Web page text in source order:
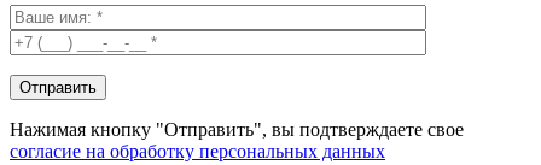
Нажимая кнопку "Отправить", вы подтверждаете свое
согласие на обработку персональных данных